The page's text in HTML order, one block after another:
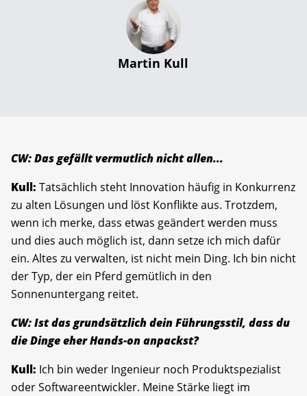
Martin Kull
CW: Das gefällt vermutlich nicht allen...
Kull: Tatsächlich steht Innovation häufig in Konkurrenz
zu alten Lösungen und löst Konflikte aus. Trotzdem,
wenn ich merke, dass etwas geändert werden muss
und dies auch möglich ist, dann setze ich mich dafür
ein. Altes zu verwalten, ist nicht mein Ding. Ich bin nicht
der Typ, der ein Pferd gemütlich in den
Sonnenuntergang reitet.
CW: Ist das grundsätzlich dein Führungsstil, dass du
die Dinge eher Hands-on anpackst?
Kull: Ich bin weder Ingenieur noch Produktspezialist
oder Softwareentwickler. Meine Stärke liegt im